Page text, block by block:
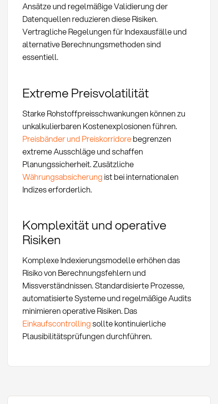
Ansätze und regelmäßige Validierung der
Datenquellen reduzieren diese Risiken.
Vertragliche Regelungen für Indexausfälle und
alternative Berechnungsmethoden sind
essentiell.
Extreme Preisvolatilität
Starke Rohstoffpreisschwankungen können zu
unkalkulierbaren Kostenexplosionen führen.
Preisbänder und Preiskorridorebegrenzen
extreme Ausschläge und schaffen
Planungssicherheit. Zusätzliche
Währungsabsicherung ist bei internationalen
Indizes erforderlich.
Komplexität und operative
Risiken
Komplexe Indexierungsmodelle erhöhen das
Risiko von Berechnungsfehlern und
Missverständnissen. Standardisierte Prozesse,
automatisierte Systeme und regelmäßige Audits
minimieren operative Risiken. Das
Einkaufscontrollingsollte kontinuierliche
Plausibilitätsprüfungen durchführen.